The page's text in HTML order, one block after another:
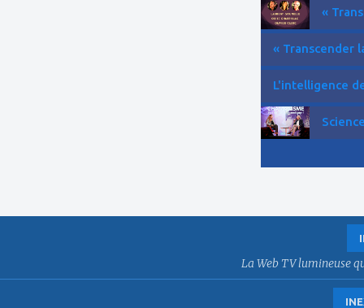
«
« Transcender
L'intelligence
La Web TV lumineuse